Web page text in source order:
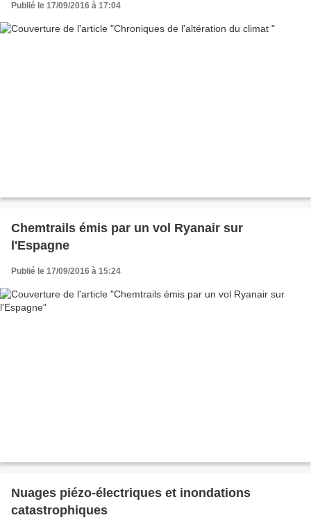
Publié le 17/09/2016 à 17:04
Chemtrails émis par un vol Ryanair sur
l'Espagne
Publié le 17/09/2016 à 15:24
Nuages piézo-électriques et inondations
catastrophiques